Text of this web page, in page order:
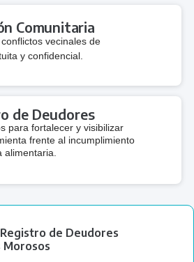
Comunitaria
vecinales de
y confidencial.
de Deudores
para fortalecer y visibilizar
frente al incumplimiento
alimentaria.
de Deudores